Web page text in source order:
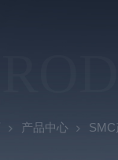
产品中心 SMC